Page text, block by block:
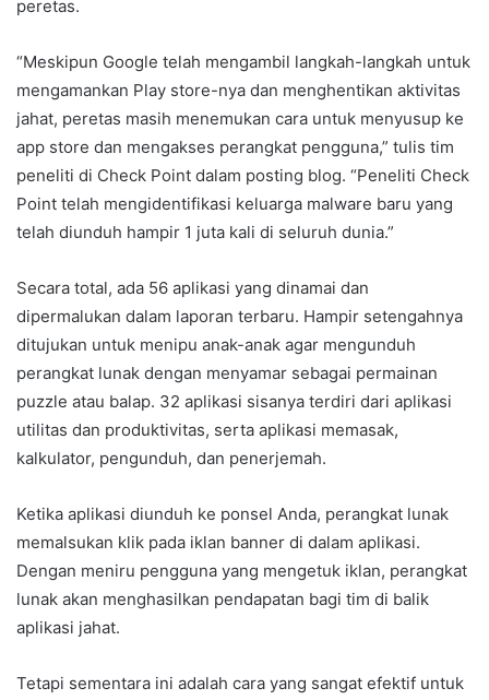
peretas.
“Meskipun Google telah mengambil langkah-langkah untuk
mengamankan Play store-nya dan menghentikan aktivitas
jahat, peretas masih menemukan cara untuk menyusup ke
app store dan mengakses perangkat pengguna,” tulis tim
peneliti di Check Point dalam posting blog. “Peneliti Check
Point telah mengidentifikasi keluarga malware baru yang
telah diunduh hampir 1 juta kali di seluruh dunia.”
Secara total, ada 56 aplikasi yang dinamai dan
dipermalukan dalam laporan terbaru. Hampir setengahnya
ditujukan untuk menipu anak-anak agar mengunduh
perangkat lunak dengan menyamar sebagai permainan
puzzle atau balap. 32 aplikasi sisanya terdiri dari aplikasi
utilitas dan produktivitas, serta aplikasi memasak,
kalkulator, pengunduh, dan penerjemah.
Ketika aplikasi diunduh ke ponsel Anda, perangkat lunak
memalsukan klik pada iklan banner di dalam aplikasi.
Dengan meniru pengguna yang mengetuk iklan, perangkat
lunak akan menghasilkan pendapatan bagi tim di balik
aplikasi jahat.
Tetapi sementara ini adalah cara yang sangat efektif untuk